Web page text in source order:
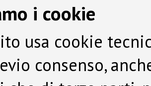
i cookie
usa cookie
consenso,